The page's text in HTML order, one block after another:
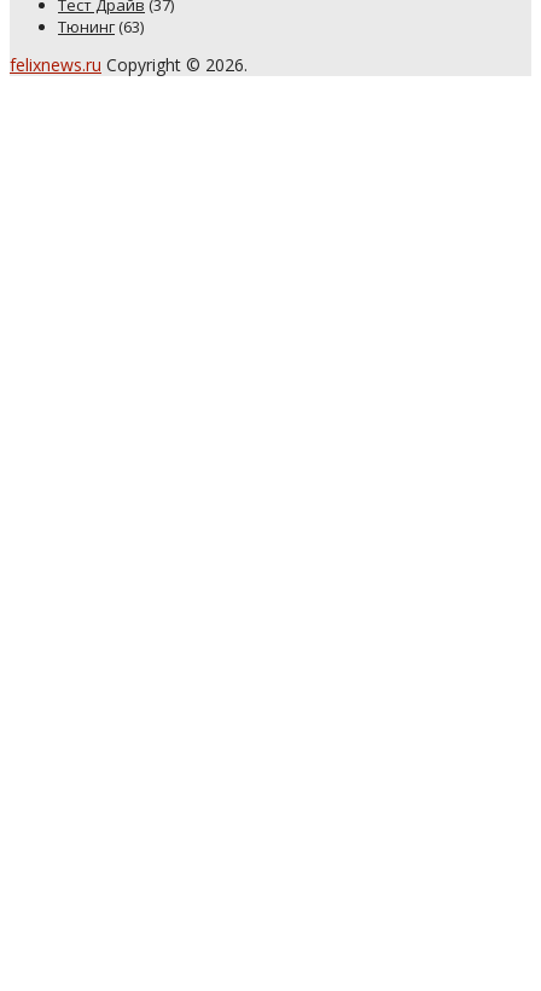
Тест Драйв (37)
Тюнинг (63)
felixnews.ru Copyright © 2026.